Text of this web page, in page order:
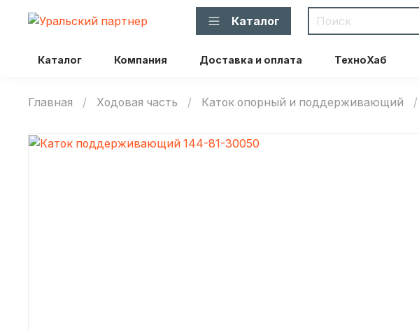
Каталог Компания Доставка и оплата ТехноХаб
Каталог
Главная Ходовая часть Каток опорный и поддерживающий